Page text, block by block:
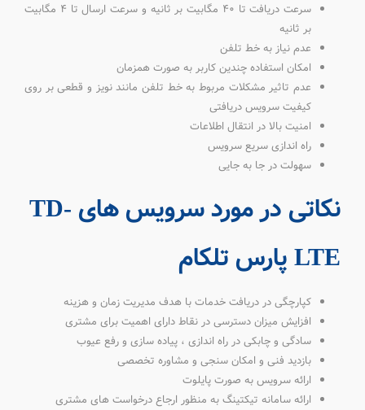
سرعت دریافت تا 40 مگابیت بر ثانیه و سرعت ارسال تا 4 مگابیت
بر ثانیه
عدم نیاز به خط تلفن
امکان استفاده چندین کاربر به صورت همزمان
عدم تاثیر مشکلات مربوط به خط تلفن مانند نویز و قطعی بر روی
کیفیت سرویس دریافتی
امنیت بالا در انتقال اطلاعات
راه اندازی سریع سرویس
سهولت در جا به جایی
نکاتی در مورد سرویس های TD-
LTE پارس تلکام
کپارچگی در دریافت خدمات با هدف مدیریت زمان و هزینه
افزایش میزان دسترسی در نقاط دارای اهمیت برای مشتری
سادگی و چابکی در راه اندازی ، پیاده سازی و رفع عیوب
بازدید فنی و امکان سنجی و مشاوره تخصصی
ارائه سرویس به صورت پایلوت
ارائه سامانه تیکتینگ به منظور ارجاع درخواست های مشتری